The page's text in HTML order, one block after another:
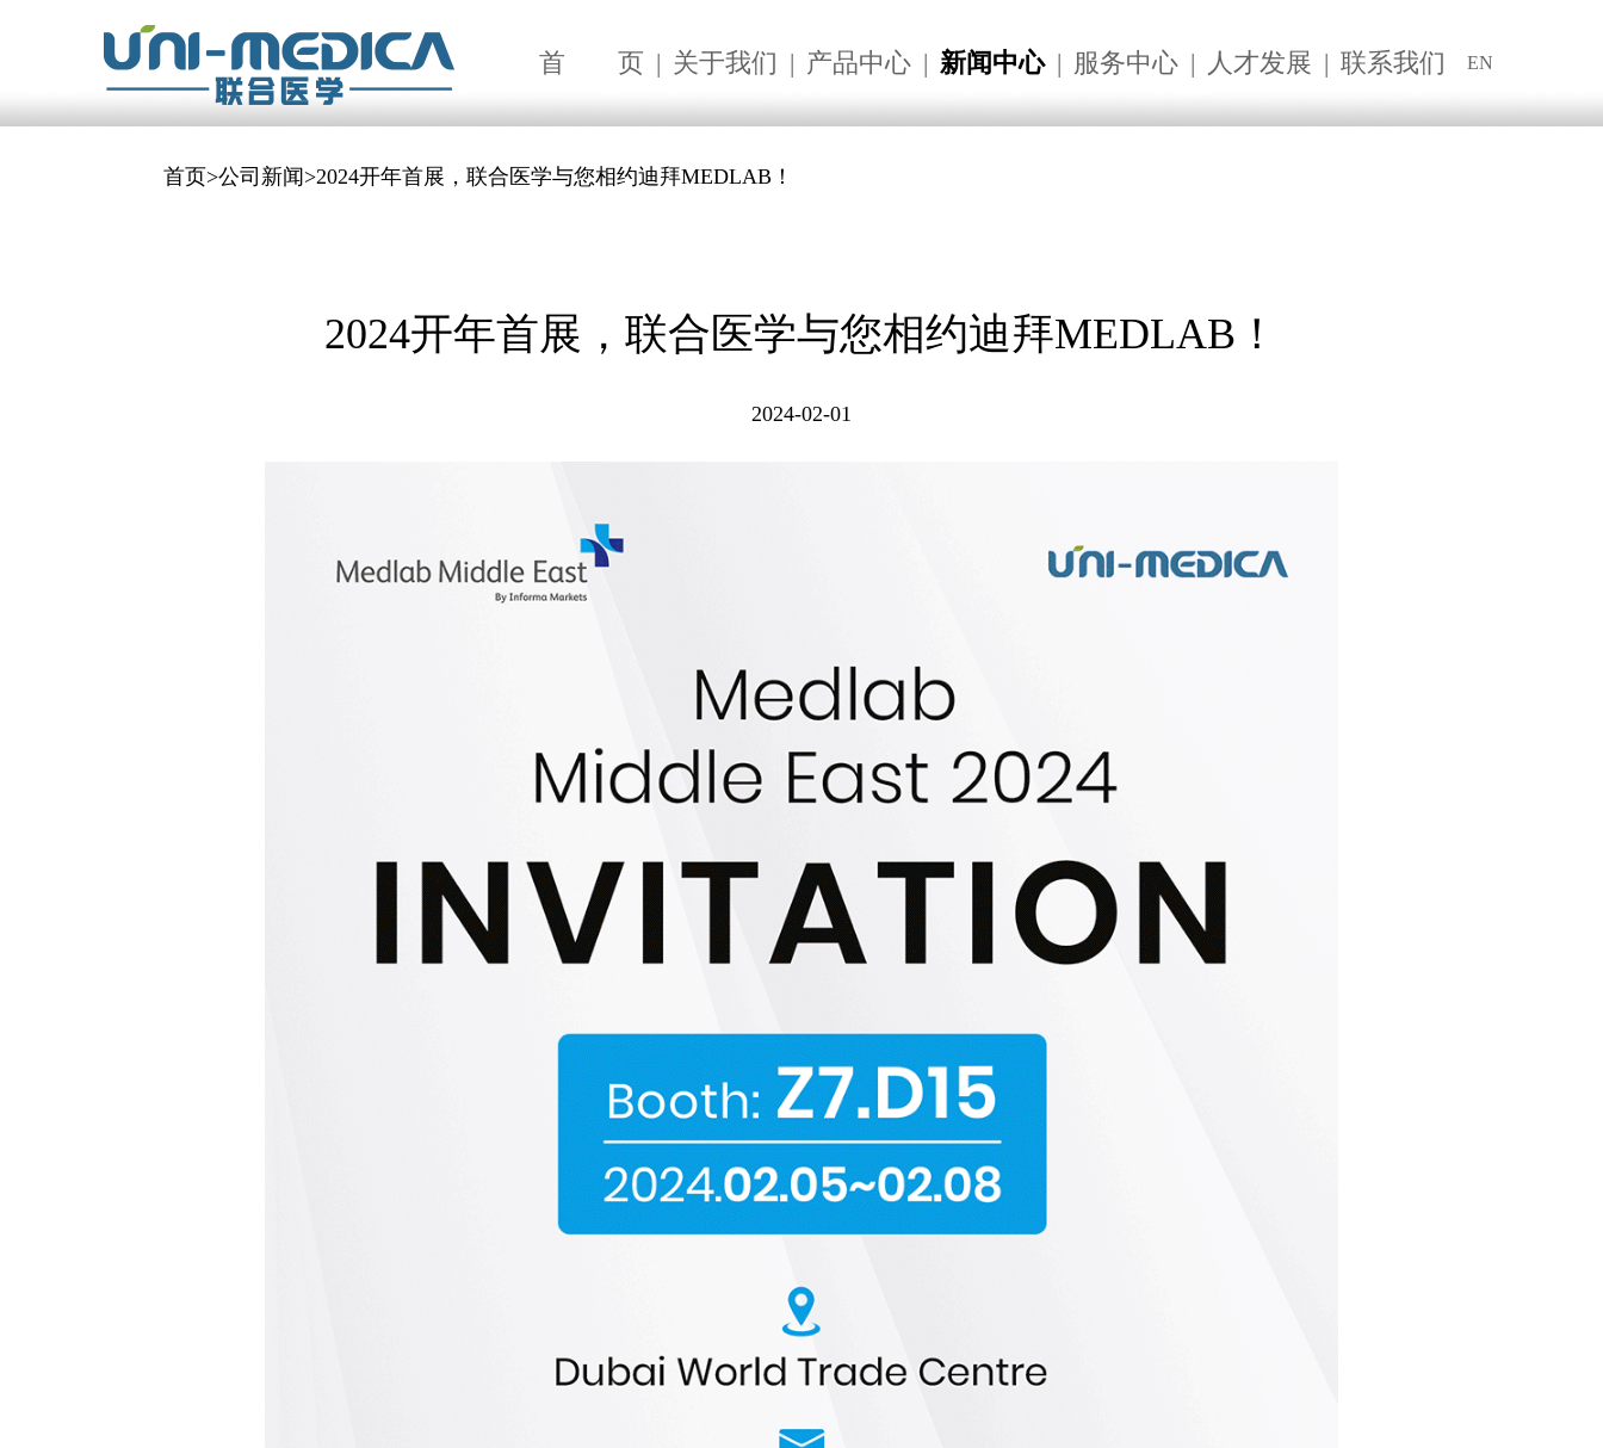
首 页 | 关于我们 | 产品中心 | 新闻中心 | 服务中心 | 人才发展 | 联系我们 EN
首页>公司新闻 >2024开年首展，联合医学与您相约迪拜MEDLAB！
2024开年首展，联合医学与您相约迪拜MEDLAB！
2024-02-01